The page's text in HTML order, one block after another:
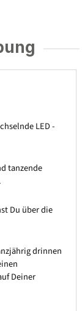
LED -
tanzende
Du über die
drinnen
Deiner